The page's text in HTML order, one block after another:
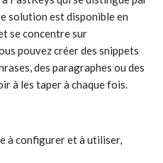
solution est disponible en
se concentre sur
pouvez créer des snippets
des paragraphes ou des
à les taper à chaque fois.
à configurer et à utiliser,